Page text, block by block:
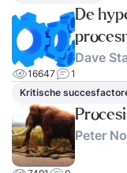
voordelen voor
gunfactor
met
afloop van de
de meest
onderwerp
gedrag.
De
Dave
16647
1
Kritische
Peter